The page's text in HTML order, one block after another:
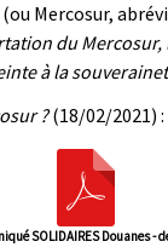
Mercosur,
du
à la
?(18/02/2021) :
SOLIDAIRES Douanes -